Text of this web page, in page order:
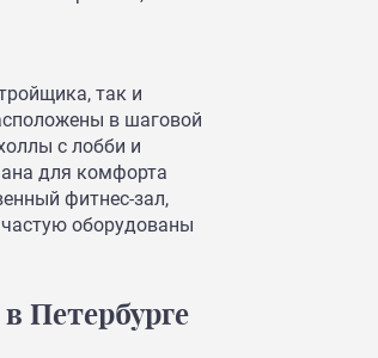
так и
в шаговой
с лобби и
для комфорта
фитнес-зал,
оборудованы
Петербурге